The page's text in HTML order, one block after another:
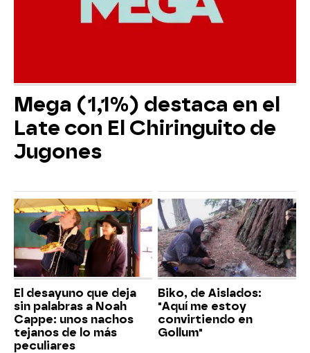
Mega (1,1%) destaca en el
Late con El Chiringuito de
Jugones
El desayuno que deja
sin palabras a Noah
Cappe: unos nachos
tejanos de lo más
peculiares
Biko, de Aislados:
"Aquí me estoy
convirtiendo en
Gollum"